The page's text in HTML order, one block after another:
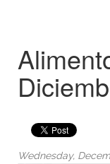
Wednesday,